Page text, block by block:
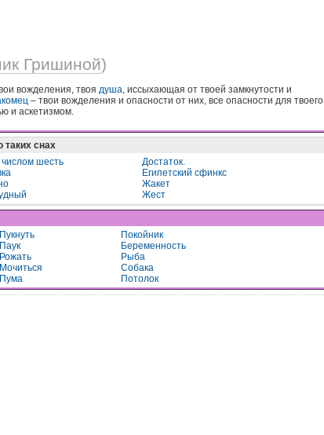
Гришиной)
вожделения, твоя душа, иссыхающая от твоей замкнутости и
– твои вожделения и опасности от них, все опасности для твоего
и аскетизмом.
снах
шесть
Достаток.
Египетский сфинкс
Жакет
Жест
Пукнуть
Покойник
Паук
Беременность
Рожать
Рыба
Мочиться
Собака
Пума
Потолок